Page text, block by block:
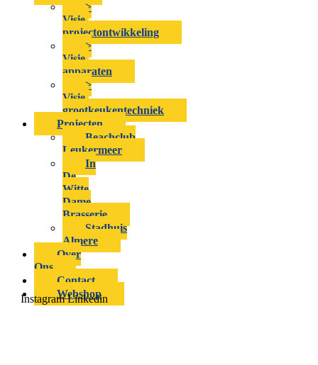
>
Visie-
projectontwikkeling
>
Visie-
apparaten
>
Visie-
grootkeukentechniek
Projecten
Beachclub
Leukermeer
In
De
Witte
Dame
Brasserie
Stadhuis
Almere
Over
Ons
Contact
Webshop
Instagram Linkedin